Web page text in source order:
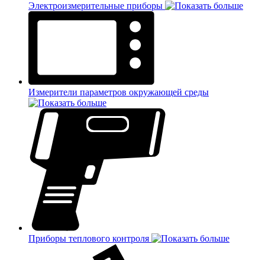
Электроизмерительные приборы
Измерители параметров окружающей среды
Приборы теплового контроля